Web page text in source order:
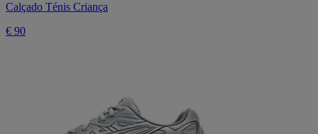
Calçado Ténis Criança
€ 90